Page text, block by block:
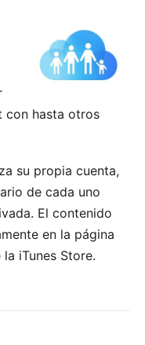
con hasta otros
su propia cuenta,
de cada uno
El contenido
en la página
iTunes Store.